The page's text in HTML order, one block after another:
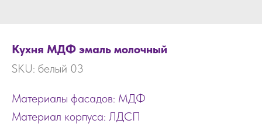
Кухня МДФ эмаль молочный
SKU: белый 03
Материалы фасадов: МДФ
Материал корпуса: ЛДСП